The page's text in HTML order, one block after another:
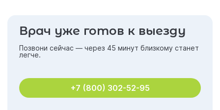
Врач уже готов к выезду
Позвони сейчас — через 45 минут близкому станет
легче.
+7 (800) 302-52-95